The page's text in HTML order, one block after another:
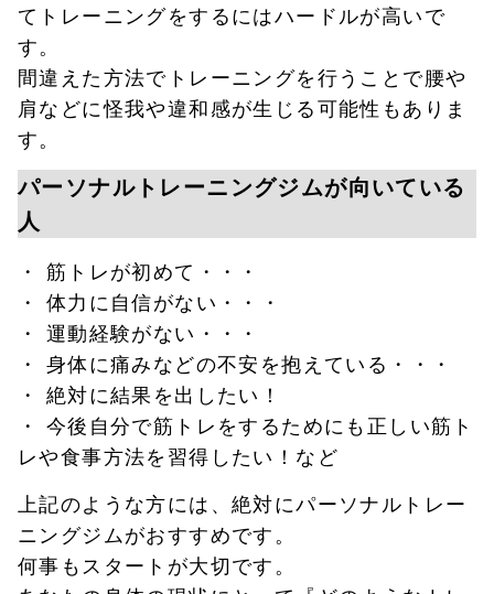
てトレーニングをするにはハードルが高いで
す。
間違えた方法でトレーニングを行うことで腰や
肩などに怪我や違和感が生じる可能性もありま
す。
パーソナルトレーニングジムが向いている
人
・ 筋トレが初めて・・・
・ 体力に自信がない・・・
・ 運動経験がない・・・
・ 身体に痛みなどの不安を抱えている・・・
・ 絶対に結果を出したい！
・ 今後自分で筋トレをするためにも正しい筋ト
レや食事方法を習得したい！など
上記のような方には、絶対にパーソナルトレー
ニングジムがおすすめです。
何事もスタートが大切です。